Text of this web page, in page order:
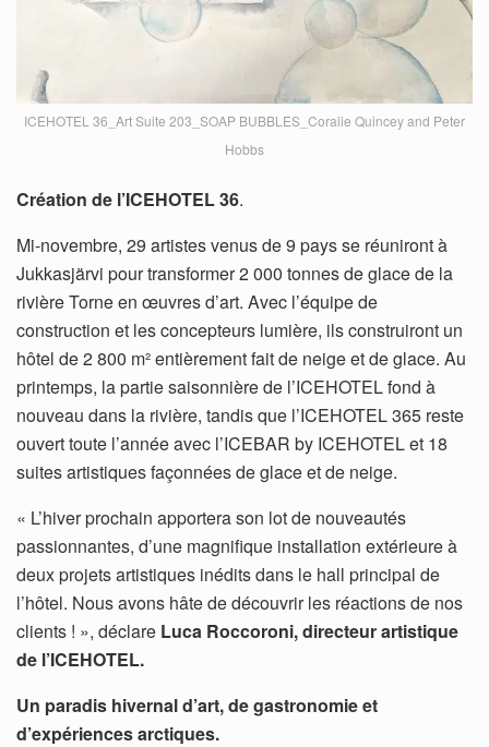
ICEHOTEL 36_Art Suite 203_SOAP BUBBLES_Coralie Quincey and Peter
Hobbs
Création de l’ICEHOTEL 36.
Mi-novembre, 29 artistes venus de 9 pays se réuniront à
Jukkasjärvi pour transformer 2 000 tonnes de glace de la
rivière Torne en œuvres d’art. Avec l’équipe de
construction et les concepteurs lumière, ils construiront un
hôtel de 2 800 m² entièrement fait de neige et de glace. Au
printemps, la partie saisonnière de l’ICEHOTEL fond à
nouveau dans la rivière, tandis que l’ICEHOTEL 365 reste
ouvert toute l’année avec l’ICEBAR by ICEHOTEL et 18
suites artistiques façonnées de glace et de neige.
« L’hiver prochain apportera son lot de nouveautés
passionnantes, d’une magnifique installation extérieure à
deux projets artistiques inédits dans le hall principal de
l’hôtel. Nous avons hâte de découvrir les réactions de nos
clients ! », déclare Luca Roccoroni, directeur artistique
de l’ICEHOTEL.
Un paradis hivernal d’art, de gastronomie et
d’expériences arctiques.